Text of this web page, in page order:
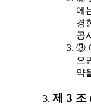
에
경
공
③
으
약
제 3 조